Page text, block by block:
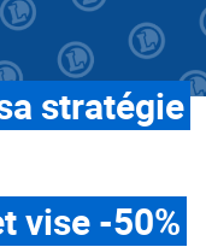
stratégie
vise -50%